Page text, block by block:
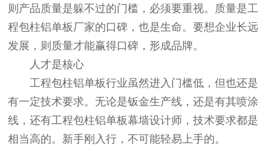
则产品质量是躲不过的门槛，必须要重视。质量是工
程包柱铝单板厂家的口碑，也是生命。要想企业长远
发展，则质量才能赢得口碑，形成品牌。
人才是核心
工程包柱铝单板行业虽然进入门槛低，但也还是
有一定技术要求。无论是钣金生产线，还是有其喷涂
线，还有工程包柱铝单板幕墙设计师，技术要求都是
相当高的。新手刚入行，不可能轻易上手的。